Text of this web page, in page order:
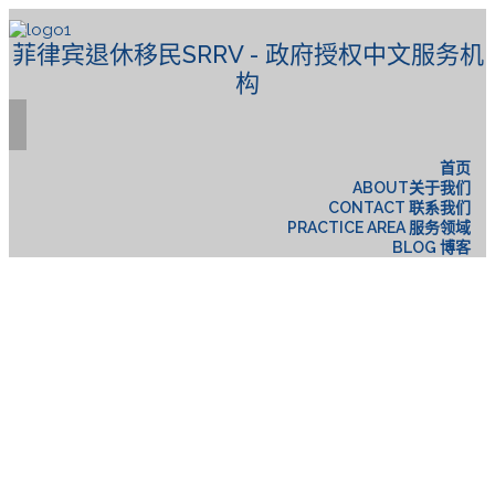
菲律宾退休移民SRRV - 政府授权中文服务机
构
首页
ABOUT关于我们
CONTACT 联系我们
PRACTICE AREA 服务领域
BLOG 博客